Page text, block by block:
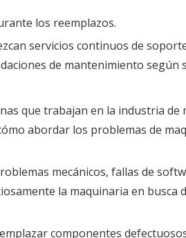
los reemplazos.
servicios continuos de
de mantenimiento según
que trabajan en la industria de
abordar los problemas de
mecánicos, fallas de
la maquinaria en busca
componentes